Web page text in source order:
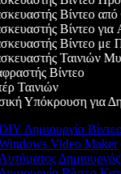
Βίντεο από
Βίντεο για
Βίντεο με
Ταινιών
Βίντεο
Ταινιών
Υπόκρουση για
Δημιουργία Βίντεο
Video Maker
Δημιουργός